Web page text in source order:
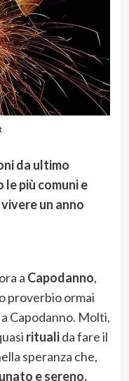
da ultimo
le più comuni e
un anno
a Capodanno,
proverbio ormai
Capodanno. Molti,
ritualida fare il
speranza che,
e sereno.